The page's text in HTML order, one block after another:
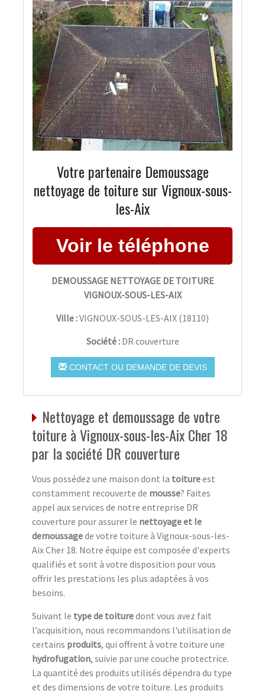
Votre partenaire Demoussage
nettoyage de toiture sur Vignoux-sous-
les-Aix
DEMOUSSAGE NETTOYAGE DE TOITURE
VIGNOUX-SOUS-LES-AIX
Ville :VIGNOUX-SOUS-LES-AIX (18110)
Société : DR couverture
CONTACT OU DEMANDE DE DEVIS
Nettoyage et demoussage de votre
toiture à Vignoux-sous-les-Aix Cher 18
par la société DR couverture
Vous possédez une maison dont la toitureest
constamment recouverte de mousse? Faites
appel aux services de notre entreprise DR
couverture pour assurer le nettoyage et le
demoussagede votre toiture à Vignoux-sous-les-
Aix Cher 18. Notre équipe est composée d'experts
qualifiés et sont à votre disposition pour vous
offrir les prestations les plus adaptées à vos
besoins.
Suivant le type de toituredont vous avez fait
l’acquisition, nous recommandons l'utilisation de
certains produits, qui offrent à votre toiture une
hydrofugation, suivie par une couche protectrice.
La quantité des produits utilisés dépendra du type
et des dimensions de votre toiture. Les produits